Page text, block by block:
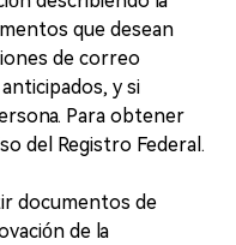
que desean
de correo
y si
Para obtener
del Registro Federal.
documentos de
de la